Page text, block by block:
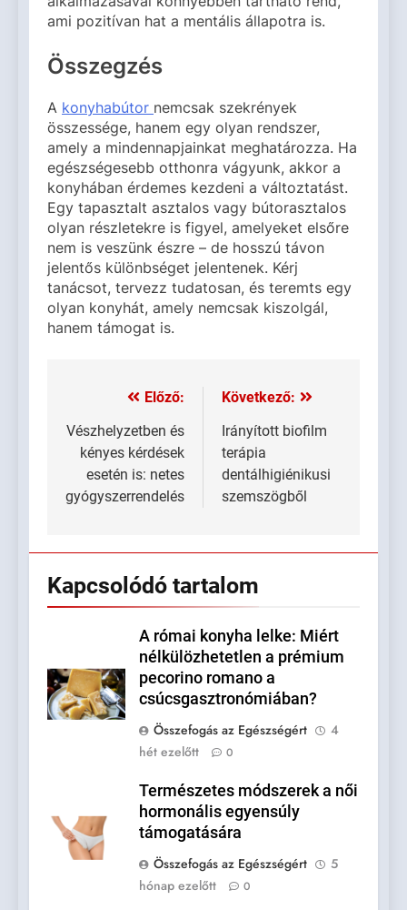
ami pozitívan hat a mentális állapotra is.
Összegzés
A konyhabútor nemcsak szekrények
összessége, hanem egy olyan rendszer,
amely a mindennapjainkat meghatározza. Ha
egészségesebb otthonra vágyunk, akkor a
konyhában érdemes kezdeni a változtatást.
Egy tapasztalt asztalos vagy bútorasztalos
olyan részletekre is figyel, amelyeket elsőre
nem is veszünk észre – de hosszú távon
jelentős különbséget jelentenek. Kérj
tanácsot, tervezz tudatosan, és teremts egy
olyan konyhát, amely nemcsak kiszolgál,
hanem támogat is.
Bejegyzés
navigáció
Előző:
Vészhelyzetben és
kényes kérdések
esetén is: netes
gyógyszerrendelés
Következő:
Irányított biofilm
terápia
dentálhigiénikusi
szemszögből
Kapcsolódó tartalom
A római konyha lelke: Miért
nélkülözhetetlen a prémium
pecorino romano a
csúcsgasztronómiában?
Összefogás az Egészségért
4
hét ezelőtt
0
Természetes módszerek a női
hormonális egyensúly
támogatására
Összefogás az Egészségért
5
hónap ezelőtt
0